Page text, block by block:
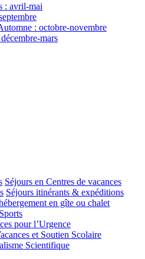
: avril-mai
: octobre-novembre
mars
Séjours en Centres de vacances
Séjours itinérants & expéditions
en gîte ou chalet
pour l’Urgence
et Soutien Scolaire
Scientifique